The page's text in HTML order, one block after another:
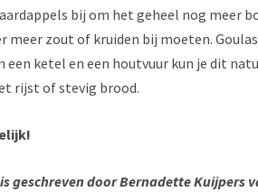
bij om het geheel nog meer
meer zout of kruiden bij moeten.
een ketel en een houtvuur kun je dit
rijst of stevig brood.
geschreven door Bernadette Kuijpers